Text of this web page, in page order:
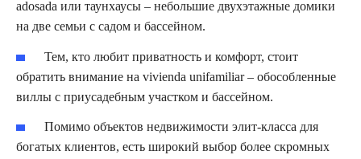
adosada или таунхаусы – небольшие двухэтажные домики
на две семьи с садом и бассейном.
Тем, кто любит приватность и комфорт, стоит
обратить внимание на vivienda unifamiliar – обособленные
виллы с приусадебным участком и бассейном.
Помимо объектов недвижимости элит-класса для
богатых клиентов, есть широкий выбор более скромных